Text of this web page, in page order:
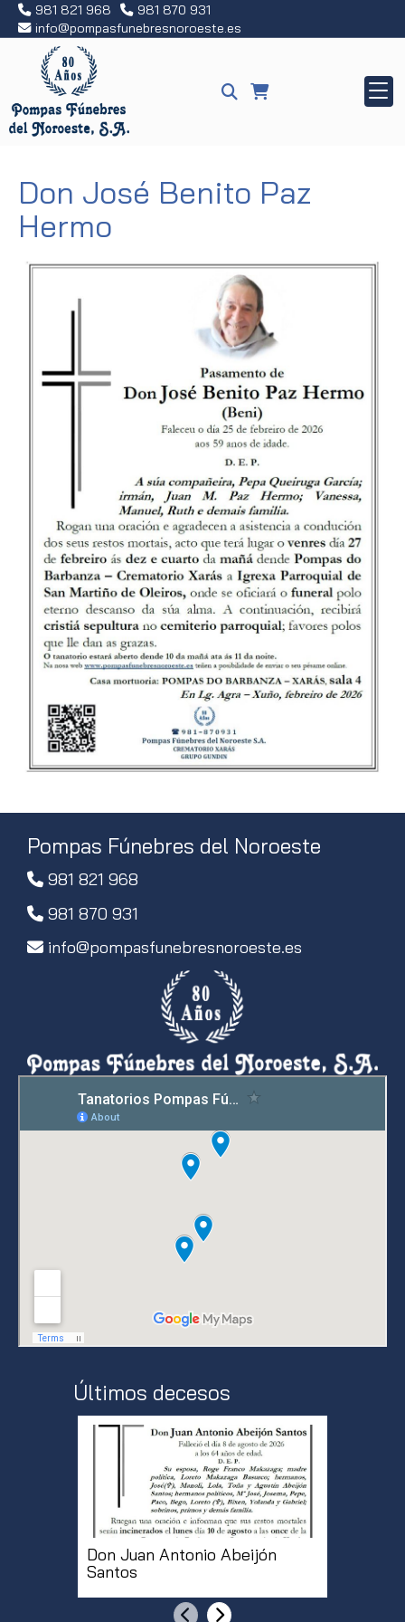
981 821 968
981 870 931
info
pompasfunebresnoroeste.es
Don José Benito Paz
Hermo
Pompas Fúnebres del Noroeste
981 821 968
981 870 931
info
pompasfunebresnoroeste.es
Últimos decesos
Don Juan Antonio Abeijón
Santos
AnteriorSiguiente